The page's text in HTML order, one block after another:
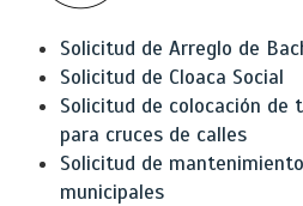
Solicitud de Arreglo de
Solicitud de Cloaca Social
Solicitud de colocación de
para cruces de calles
Solicitud de
municipales